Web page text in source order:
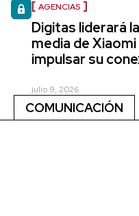
AGENCIAS
Digitas liderará
media de
impulsar su
julio 9, 2026
COMUNICACIÓN